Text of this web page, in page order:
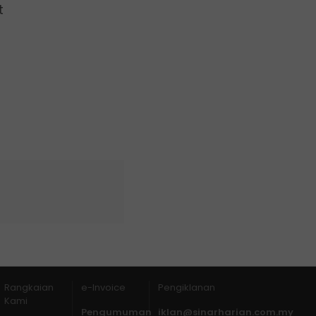
Rangkaian
Kami
e-Invoice
Pengumuman
Pengiklanan
iklan@sinarharian.com.my